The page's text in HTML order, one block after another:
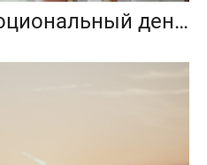
Свадебный и эмоциональный день Валентины и Олега